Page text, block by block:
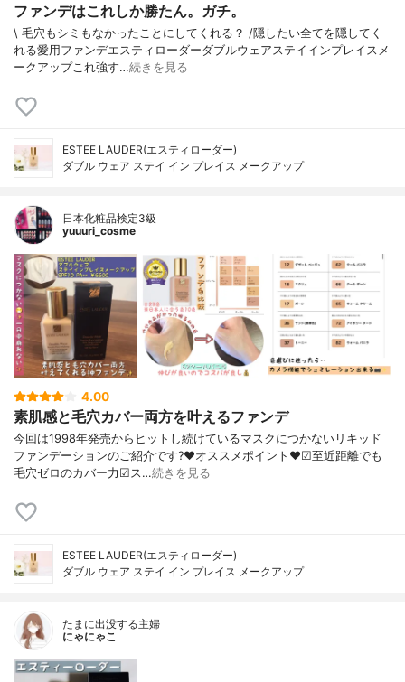
ファンデはこれしか勝たん。ガチ。
\ 毛穴もシミもなかったことにしてくれる？ /⁡⁡隠したい全てを隠してく
れる愛用ファンデ⁡エスティローダーダブルウェアステイインプレイスメ
ークアップ⁡⁡これ強す…続きを見る
ESTEE LAUDER(エスティローダー)
ダブル ウェア ステイ イン プレイス メークアップ
日本化粧品検定3級
yuuuri_cosme
4.00
素肌感と毛穴カバー両方を叶えるファンデ
今回は1998年発売からヒットし続けているマスクにつかないリキッド
ファンデーションのご紹介です?❤︎オススメポイント❤︎☑︎至近距離でも
毛穴ゼロのカバー力☑︎ス…続きを見る
ESTEE LAUDER(エスティローダー)
ダブル ウェア ステイ イン プレイス メークアップ
たまに出没する主婦
にゃにゃこ